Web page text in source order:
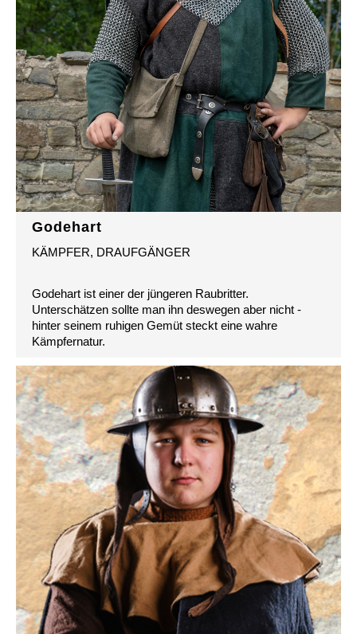
Godehart
KÄMPFER, DRAUFGÄNGER
Godehart ist einer der jüngeren Raubritter.
Unterschätzen sollte man ihn deswegen aber nicht -
hinter seinem ruhigen Gemüt steckt eine wahre
Kämpfernatur.